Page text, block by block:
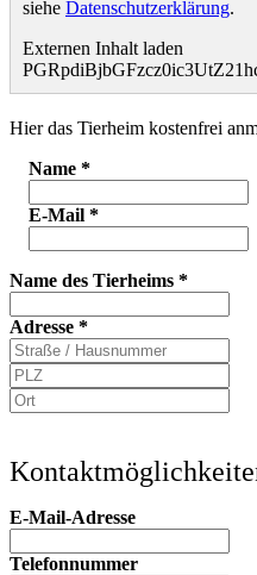
siehe Datenschutzerklärung.
Externen Inhalt laden
Hier das Tierheim kostenfrei
Name *
E-Mail *
Name des Tierheims *
Adresse *
E-Mail-Adresse
Telefonnummer